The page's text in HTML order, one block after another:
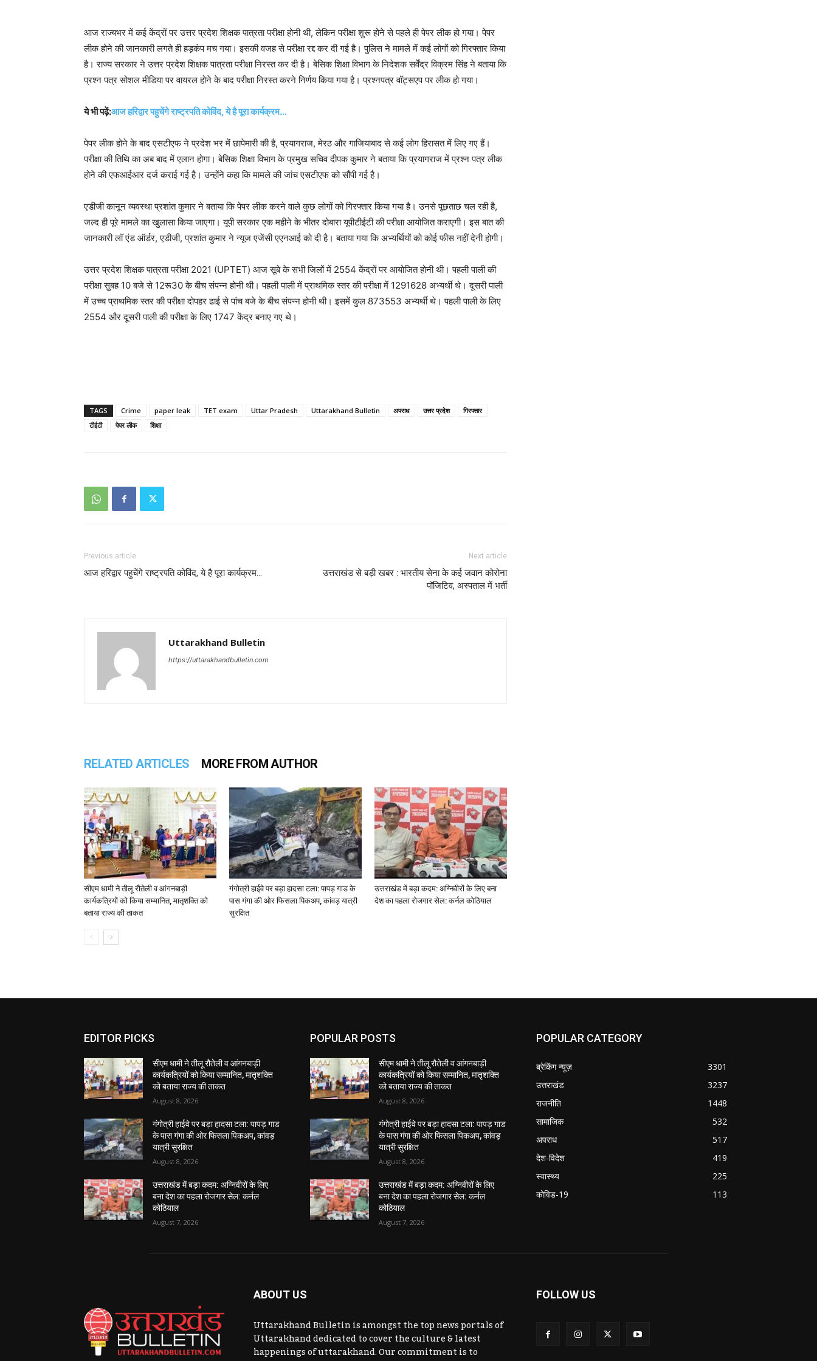
आज राज्यभर में कई केंद्रों पर उत्तर प्रदेश शिक्षक पात्रता परीक्षा होनी थी, लेकिन परीक्षा शुरू होने से पहले ही पेपर लीक हो गया। पेपर
लीक होने की जानकारी लगते ही हड़कंप मच गया। इसकी वजह से परीक्षा रद्द कर दी गई है। पुलिस ने मामले में कई लोगों को गिरफ्तार किया
है। राज्य सरकार ने उत्तर प्रदेश शिक्षक पात्रता परीक्षा निरस्त कर दी है। बेसिक शिक्षा विभाग के निदेशक सर्वेंद्र विक्रम सिंह ने बताया कि
प्रश्न पत्र सोशल मीडिया पर वायरल होने के बाद परीक्षा निरस्त करने निर्णय किया गया है। प्रश्नपत्र वॉट्सएप पर लीक हो गया।
ये भी पढ़ें:आज हरिद्वार पहुचेंगे राष्ट्रपति कोविंद, ये है पूरा कार्यक्रम…
पेपर लीक होने के बाद एसटीएफ ने प्रदेश भर में छापेमारी की है, प्रयागराज, मेरठ और गाजियाबाद से कई लोग हिरासत में लिए गए हैं।
परीक्षा की तिथि का अब बाद में एलान होगा। बेसिक शिक्षा विभाग के प्रमुख सचिव दीपक कुमार ने बताया कि प्रयागराज में प्रश्न पत्र लीक
होने की एफआईआर दर्ज कराई गई है। उन्होंने कहा कि मामले की जांच एसटीएफ को सौंपी गई है।
एडीजी कानून व्यवस्था प्रशांत कुमार ने बताया कि पेपर लीक करने वाले कुछ लोगों को गिरफ्तार किया गया है। उनसे पूछताछ चल रही है,
जल्द ही पूरे मामले का खुलासा किया जाएगा। यूपी सरकार एक महीने के भीतर दोबारा यूपीटीईटी की परीक्षा आयोजित कराएगी। इस बात की
जानकारी लॉ एंड ऑर्डर, एडीजी, प्रशांत कुमार ने न्यूज एजेंसी एएनआई को दी है। बताया गया कि अभ्यर्थियों को कोई फीस नहीं देनी होगी।
उत्तर प्रदेश शिक्षक पात्रता परीक्षा 2021 (UPTET) आज सूबे के सभी जिलों में 2554 केंद्रों पर आयोजित होनी थी। पहली पाली की
परीक्षा सुबह 10 बजे से 12रू30 के बीच संपन्न होनी थी। पहली पाली में प्राथमिक स्तर की परीक्षा में 1291628 अभ्यर्थी थे। दूसरी पाली
में उच्च प्राथमिक स्तर की परीक्षा दोपहर ढाई से पांच बजे के बीच संपन्न होनी थी। इसमें कुल 873553 अभ्यर्थी थे। पहली पाली के लिए
2554 और दूसरी पाली की परीक्षा के लिए 1747 केंद्र बनाए गए थे।
TAGS Crime paper leak TET exam Uttar Pradesh Uttarakhand Bulletin अपराध उत्तर प्रदेश
गिरफ्तार
टीईटी
पेपर लीक शिक्षा
Previous article
आज हरिद्वार पहुचेंगे राष्ट्रपति कोविंद, ये है पूरा कार्यक्रम…
Next article
उत्तराखंड से बड़ी खबर : भारतीय सेना के कई जवान कोरोना
पॉजिटिव, अस्पताल में भर्ती
Uttarakhand Bulletin
https://uttarakhandbulletin.com
RELATED ARTICLES MORE FROM AUTHOR
सीएम धामी ने तीलू रौतेली व आंगनबाड़ी
कार्यकत्रियों को किया सम्मानित, मातृशक्ति को
बताया राज्य की ताकत
गंगोत्री हाईवे पर बड़ा हादसा टला: पापड़ गाड के
पास गंगा की ओर फिसला पिकअप, कांवड़ यात्री
सुरक्षित
उत्तराखंड में बड़ा कदम: अग्निवीरों के लिए बना
देश का पहला रोजगार सेल: कर्नल कोठियाल
EDITOR PICKS
सीएम धामी ने तीलू रौतेली व आंगनबाड़ी
कार्यकत्रियों को किया सम्मानित, मातृशक्ति
को बताया राज्य की ताकत
August 8, 2026
गंगोत्री हाईवे पर बड़ा हादसा टला: पापड़ गाड
के पास गंगा की ओर फिसला पिकअप, कांवड़
यात्री सुरक्षित
August 8, 2026
उत्तराखंड में बड़ा कदम: अग्निवीरों के लिए
बना देश का पहला रोजगार सेल: कर्नल
कोठियाल
August 7, 2026
POPULAR POSTS
सीएम धामी ने तीलू रौतेली व आंगनबाड़ी
कार्यकत्रियों को किया सम्मानित, मातृशक्ति
को बताया राज्य की ताकत
August 8, 2026
गंगोत्री हाईवे पर बड़ा हादसा टला: पापड़ गाड
के पास गंगा की ओर फिसला पिकअप, कांवड़
यात्री सुरक्षित
August 8, 2026
उत्तराखंड में बड़ा कदम: अग्निवीरों के लिए
बना देश का पहला रोजगार सेल: कर्नल
कोठियाल
August 7, 2026
POPULAR CATEGORY
ब्रेकिंग न्यूज़
3301
उत्तराखंड
3237
राजनीति
1448
सामाजिक
532
अपराध
517
देश-विदेश
419
स्वास्थ्य
225
कोविड-19
113
ABOUT US
Uttarakhand Bulletin is amongst the top news portals of
Uttarakhand dedicated to cover the culture & latest
happenings of uttarakhand. Our commitment is to
FOLLOW US